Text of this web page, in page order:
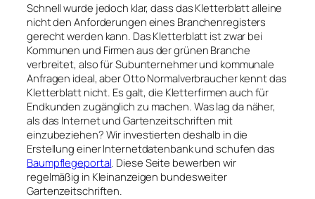
Schnell wurde jedoch klar, dass das Kletterblatt alleine
nicht den Anforderungen eines Branchenregisters
gerecht werden kann. Das Kletterblatt ist zwar bei
Kommunen und Firmen aus der grünen Branche
verbreitet, also für Subunternehmer und kommunale
Anfragen ideal, aber Otto Normalverbraucher kennt das
Kletterblatt nicht. Es galt, die Kletterfirmen auch für
Endkunden zugänglich zu machen. Was lag da näher,
als das Internet und Gartenzeitschriften mit
einzubeziehen? Wir investierten deshalb in die
Erstellung einer Internetdatenbank und schufen das
Baumpflegeportal. Diese Seite bewerben wir
regelmäßig in Kleinanzeigen bundesweiter
Gartenzeitschriften.